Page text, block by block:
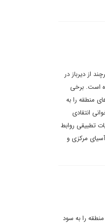
از دیرباز در
است. برخی
منطقه را به
انتقادی
تطبیقی روابط
مرکزی و
منطقه را به سود